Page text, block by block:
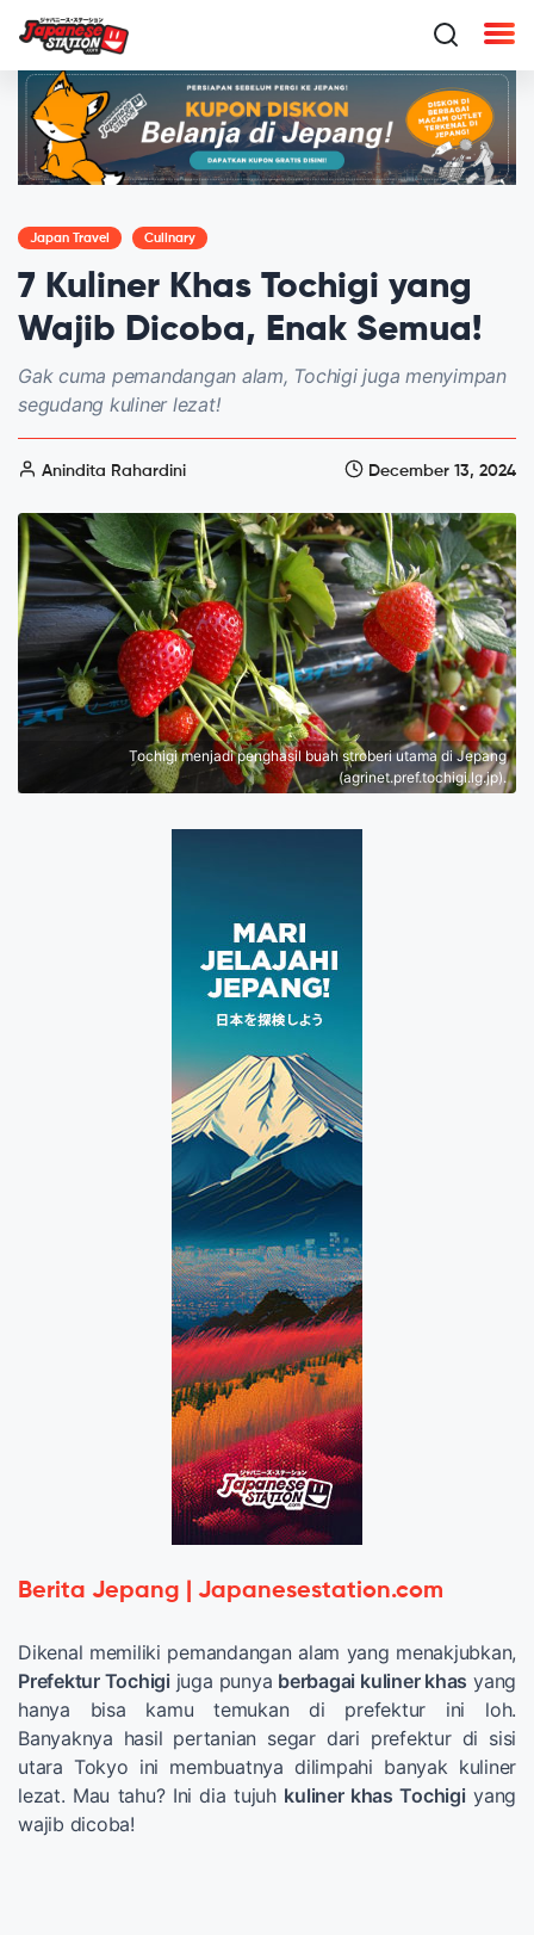
Japan Travel Culinary
7 Kuliner Khas Tochigi yang
Wajib Dicoba, Enak Semua!
Gak cuma pemandangan alam, Tochigi juga menyimpan
segudang kuliner lezat!
Anindita Rahardini December 13, 2024
Tochigi menjadi penghasil buah stroberi utama di Jepang
(agrinet.pref.tochigi.lg.jp).
Berita Jepang | Japanesestation.com
Dikenal memiliki pemandangan alam yang menakjubkan,
Prefektur Tochigi juga punya berbagai kuliner khas yang
hanya bisa kamu temukan di prefektur ini loh.
Banyaknya hasil pertanian segar dari prefektur di sisi
utara Tokyo ini membuatnya dilimpahi banyak kuliner
lezat. Mau tahu? Ini dia tujuh kuliner khas Tochigi yang
wajib dicoba!